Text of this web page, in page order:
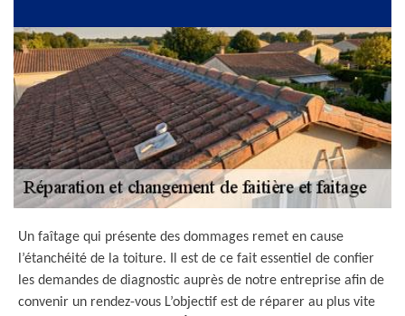
Un faîtage qui présente des dommages remet en cause
l’étanchéité de la toiture. Il est de ce fait essentiel de confier
les demandes de diagnostic auprès de notre entreprise afin de
convenir un rendez-vous L’objectif est de réparer au plus vite